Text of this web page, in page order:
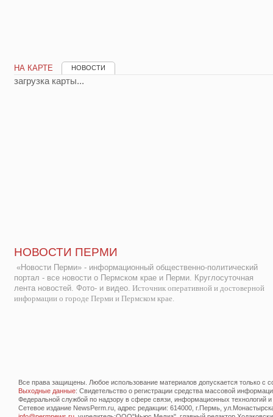
НА КАРТЕ НОВОСТИ
загрузка карты...
НОВОСТИ ПЕРМИ
«Новости Перми» - информационный общественно-политический
портал - все новости о Пермском крае и Перми. Круглосуточная
лента новостей. Фото- и видео. Источник оперативной и достоверной
информации о городе Перми и Пермском крае.
Все права защищены. Любое использование материалов допускается только с
Выходные данные: Свидетельство о регистрации средства массовой
Федеральной службой по надзору в сфере связи, информационных технологий
Сетевое издание NewsPerm.ru, адрес редакции: 614000, г.Пермь,